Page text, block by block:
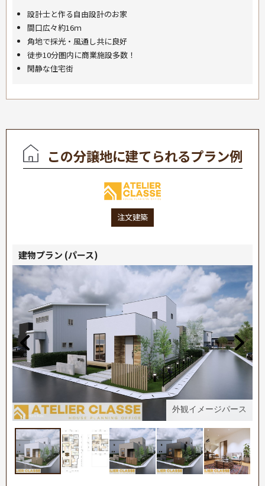
設計士と作る自由設計のお家
間口広々約16ｍ
角地で採光・風通し共に良好
徒歩10分圏内に商業施設多数！
閑静な住宅街
この分譲地に建てられるプラン例
注文建築
建物プラン (パース)
外観イメージパース